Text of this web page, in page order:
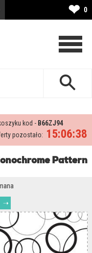
❤ 0
kod - B66ZJ94
15:06:37
pozostało:
Pattern